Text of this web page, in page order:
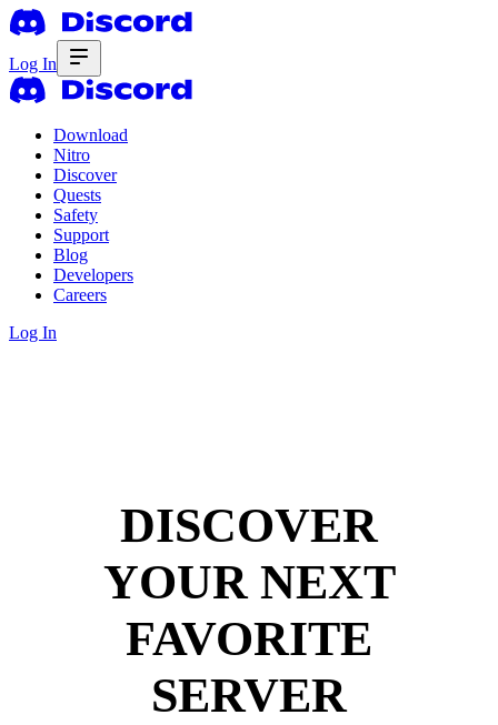
Log In
Download
Nitro
Discover
Quests
Safety
Support
Blog
Developers
Careers
Log In
DISCOVER
YOUR NEXT
FAVORITE
SERVER